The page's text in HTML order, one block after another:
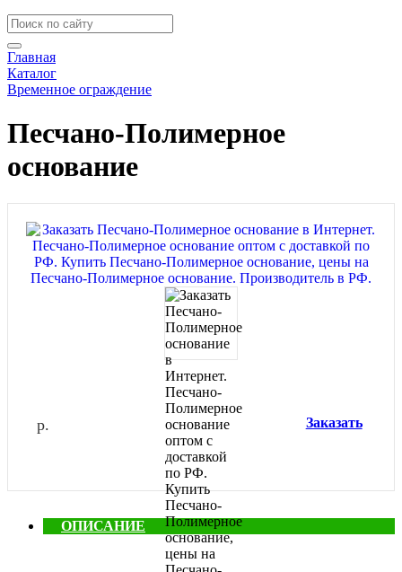
Главная
Каталог
Временное ограждение
Песчано-Полимерное
основание
р. Заказать
ОПИСАНИЕ